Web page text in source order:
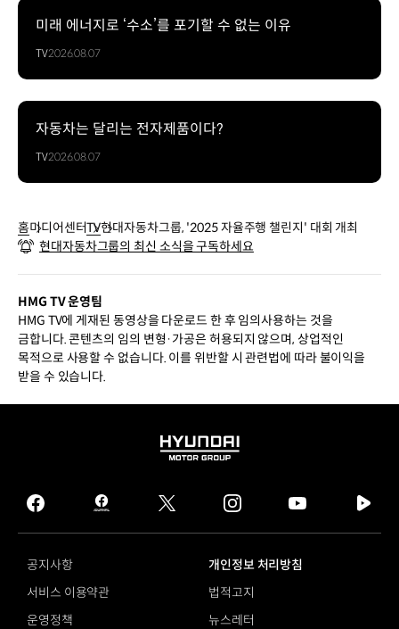
미래 에너지로 ‘수소’를 포기할 수 없는 이유
TV2026.08.07
자동차는 달리는 전자제품이다?
TV2026.08.07
홈미디어센터TV현대자동차그룹, '2025 자율주행 챌린지' 대회 개최
현대자동차그룹의 최신 소식을 구독하세요
HMG TV 운영팀
HMG TV에 게재된 동영상을 다운로드 한 후 임의사용하는 것을
금합니다. 콘텐츠의 임의 변형·가공은 허용되지 않으며, 상업적인
목적으로 사용할 수 없습니다. 이를 위반할 시 관련법에 따라 불이익을
받을 수 있습니다.
HYUNDAI
GROUP
facebook
hmg
journal
twitter instagram
tv
공지사항
개인정보 처리방침
서비스 이용약관
법적고지
운영정책
뉴스레터